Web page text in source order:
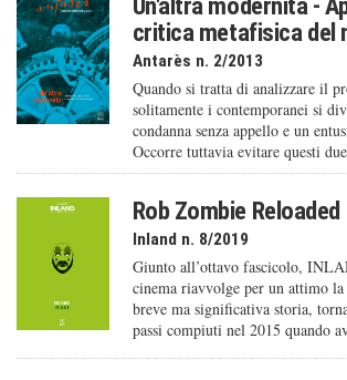
Un'altra modernità -
critica metafisica del
Antarès n. 2/2013
Quando si tratta di analizzare il
solitamente i contemporanei si
condanna senza appello e un
Occorre tuttavia evitare questi
Rob Zombie Reloaded
Inland n. 8/2019
Giunto all’ottavo fascicolo,
cinema riavvolge per un attimo
breve ma significativa storia,
passi compiuti nel 2015 quando